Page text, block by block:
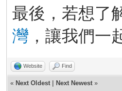
最後，若想了
灣 ，讓我們一
Website Find
« Next Oldest Next Newest »